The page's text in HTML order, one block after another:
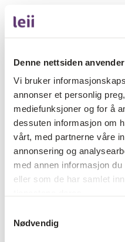
Denne nettsiden
Vi bruker
annonser et personlig
mediefunksjoner og for å
dessuten informasjon om
vårt, med partnerne våre
annonsering og
med annen informasjon
eller som de har samlet
Nødvendig